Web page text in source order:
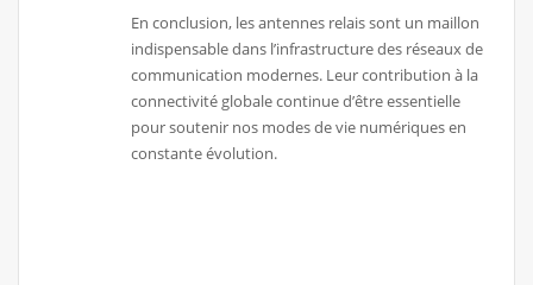
En conclusion, les antennes relais sont un maillon
indispensable dans l’infrastructure des réseaux de
communication modernes. Leur contribution à la
connectivité globale continue d’être essentielle
pour soutenir nos modes de vie numériques en
constante évolution.